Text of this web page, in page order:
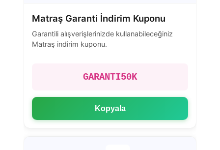
Matraş Garanti İndirim Kuponu
Garantili alışverişlerinizde kullanabileceğiniz
Matraş indirim kuponu.
GARANTI50K
Kopyala